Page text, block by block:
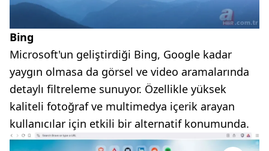
Bing
Microsoft'un geliştirdiği Bing, Google kadar
yaygın olmasa da görsel ve video aramalarında
detaylı filtreleme sunuyor. Özellikle yüksek
kaliteli fotoğraf ve multimedya içerik arayan
kullanıcılar için etkili bir alternatif konumunda.